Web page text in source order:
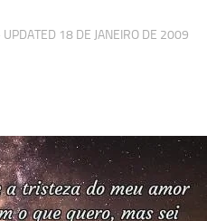
· UPDATED 18 DE JANEIRO DE 2009